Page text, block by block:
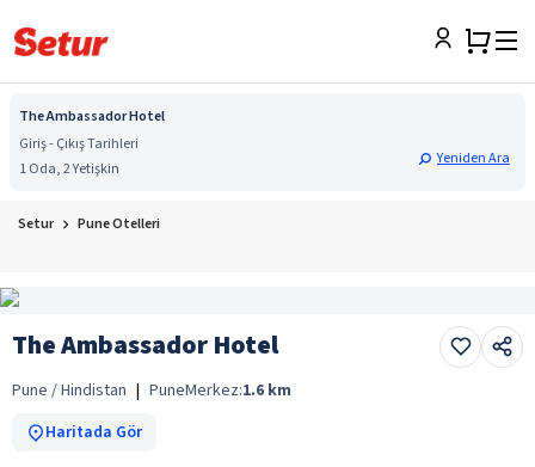
The Ambassador Hotel
Giriş - Çıkış Tarihleri
1 Oda, 2 Yetişkin
Yeniden Ara
Setur Pune Otelleri
The Ambassador Hotel
Pune / Hindistan | PuneMerkez:1.6 km
Haritada Gör